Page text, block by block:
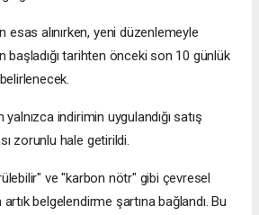
alınırken, yeni düzenlemeyle
tarihten önceki son 10 günlük
indirimin uygulandığı satış
zorunlu hale getirildi.
ve "karbon nötr" gibi çevresel
belgelendirme şartına bağlandı. Bu